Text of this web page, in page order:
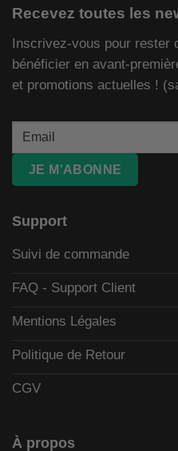
Recevez toutes les
Inscrivez-vous pour rester
bénéficier en avant-
et promotions actuelles !
JE M'ABONNE
Support
Suivi de commande
FAQ - Support Client
Mentions Légales
Politique de Retour
CGV
À propos